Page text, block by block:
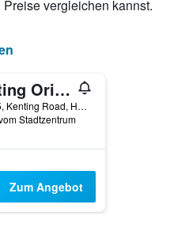
vergleichen kannst.
Kenting Original Hostel
No. 195, Kenting Road, Hengchun Township, Taiwan
Stadtzentrum
Zum Angebot